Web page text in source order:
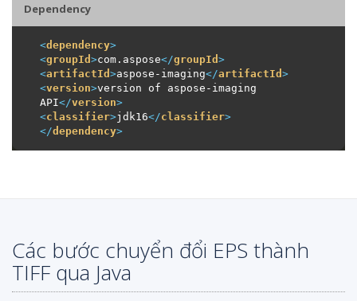
Dependency
<dependency>
<groupId >com.aspose</groupId >
<artifactId >aspose-imaging</artifactId >
<version>version of aspose-imaging
API</version>
<classifier>jdk16</classifier>
</dependency>
Các bước chuyển đổi EPS thành
TIFF qua Java